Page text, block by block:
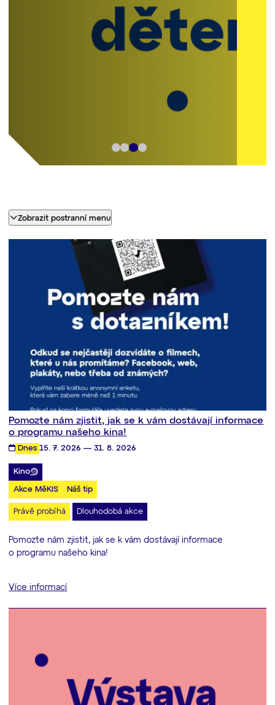
Jak souvisí ukradený rybník se starým rezavým
hrncem? Dozvíte se v loutkové pohádce
o Kašpárkovi, který s pomocí prince Ruprta
vysvobodí princeznu unesenou drakem.
Pomozte nám zjistit, jak se k vám dostávají informace
o programu našeho kina!
Dnes 15. 7. 2026 — 31. 8. 2026
Kino
Akce MěKIS Náš tip
Právě probíhá Dlouhodobá akce
Pomozte nám zjistit, jak se k vám dostávají informace
o programu našeho kina!
Více informací
Zobrazit postranní menu